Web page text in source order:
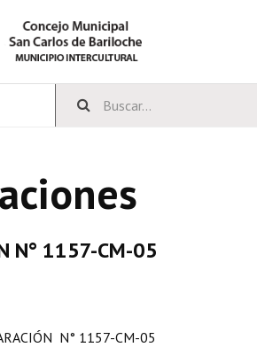
N° 1157-CM-05
N° 1157-CM-05